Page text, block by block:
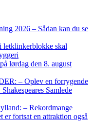
2026 – Sådan kan du se
skal
lørdag den 8. august
– Oplev en forrygende
Samlede
– Rekordmange
fortsat en attraktion også